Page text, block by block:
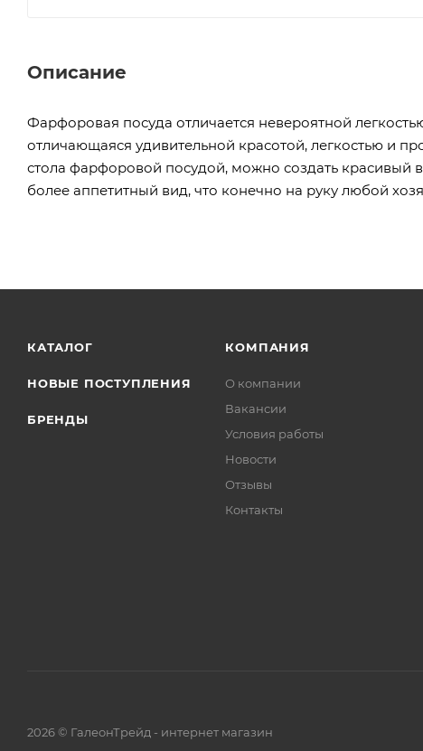
Описание
Фарфоровая посуда отличается невероятной
отличающаяся удивительной красотой, легкостью и
стола фарфоровой посудой, можно создать
более аппетитный вид, что конечно на руку любой
КАТАЛОГ
НОВЫЕ ПОСТУПЛЕНИЯ
БРЕНДЫ
КОМПАНИЯ
О компании
Вакансии
Условия работы
Новости
Отзывы
Контакты
2026 © ГалеонТрейд - интернет магазин